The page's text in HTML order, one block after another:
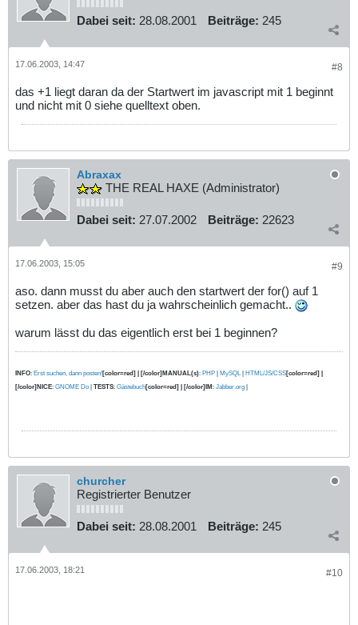
Dabei seit: 28.08.2001 Beiträge: 245
#8
17.06.2003, 14:47
das +1 liegt daran da der Startwert im javascript mit 1 beginnt
und nicht mit 0 siehe quelltext oben.
Abraxax
THE REAL HAXE (Administrator)
Dabei seit: 27.07.2002 Beiträge: 22623
#9
17.06.2003, 15:05
aso. dann musst du aber auch den startwert der for() auf 1
setzen. aber das hast du ja wahrscheinlich gemacht..
warum lässt du das eigentlich erst bei 1 beginnen?
INFO: Erst suchen, dann posten![color=red] | [/color]MANUAL(s): PHP MySQL| HTML/JS/CSS[color=red] |
[/color]NICE: GNOME Do TESTS: Gästebuch[color=red] | [/color]IM : Jabber.org
churcher
Registrierter Benutzer
Dabei seit: 28.08.2001 Beiträge: 245
#10
17.06.2003, 18:21